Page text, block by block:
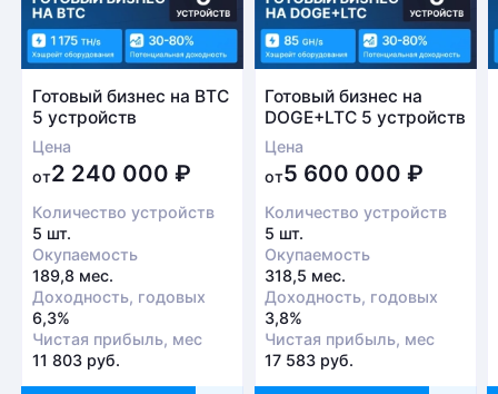
проверки оборудования
Есть вопрос?
Заполните форму и мы свяжемся с вами в
ближайшее время
Заказать звонок
Готовый бизнес на BTC
5 устройств
Цена
от2 240 000 ₽
Количество устройств
5 шт.
Окупаемость
189,8 мес.
Доходность, годовых
6,3%
Чистая прибыль, мес
11 803 руб.
Готовый бизнес на
DOGE+LTC 5 устройств
Цена
от5 600 000₽
Количество устройств
5 шт.
Окупаемость
318,5 мес.
Доходность, годовых
3,8%
Чистая прибыль, мес
17 583 руб.